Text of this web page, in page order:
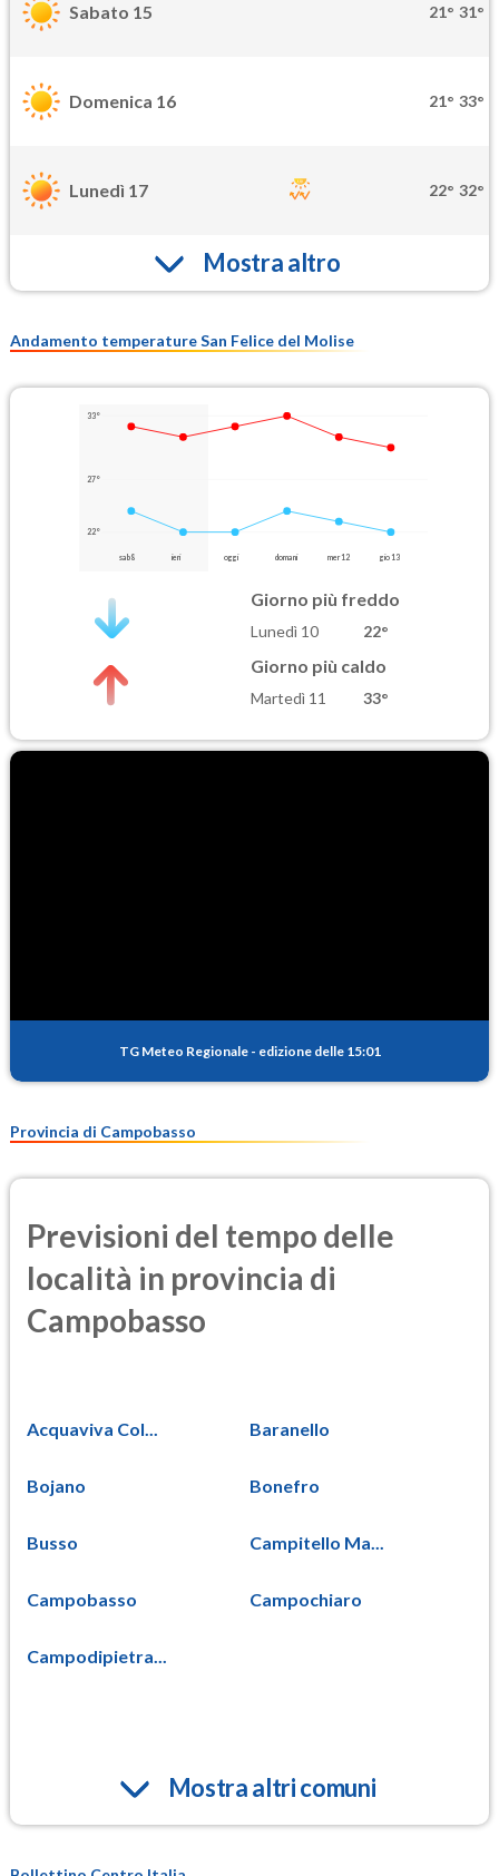
Sabato 15 21° 31°
Domenica 16 21° 33°
Lunedì 17 22° 32°
Mostra altro
Andamento temperature San Felice del Molise
33°
27°
22°
sab 8 ieri oggi domani mer 12 gio 13
Giorno più freddo
Lunedì 10 22°
Giorno più caldo
Martedì 11 33°
TG Meteo Regionale - edizione delle 15:01
Provincia di Campobasso
Previsioni del tempo delle
località in provincia di
Campobasso
Acquaviva Col... Baranello
Bojano Bonefro
Busso Campitello Ma...
Campobasso Campochiaro
Campodipietra...
Mostra altri comuni